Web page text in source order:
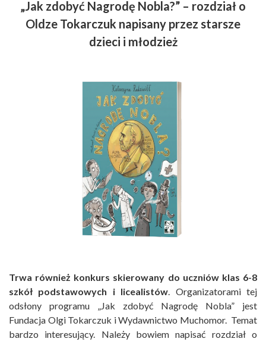
„Jak zdobyć Nagrodę Nobla?” – rozdział o
Oldze Tokarczuk napisany przez starsze
dzieci i młodzież
Trwa również konkurs skierowany do uczniów klas 6-8
szkół podstawowych i licealistów. Organizatorami tej
odsłony programu „Jak zdobyć Nagrodę Nobla” jest
Fundacja Olgi Tokarczuk i Wydawnictwo Muchomor. Temat
bardzo interesujący. Należy bowiem napisać rozdział o